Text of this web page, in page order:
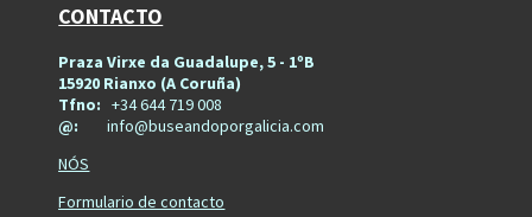
CONTACTO
Praza Virxe da Guadalupe, 5 - 1ºB
15920 Rianxo (A Coruña)
Tfno:+34 644 719 008
@:info@buseandoporgalicia.com
NÓS
Formulario de contacto